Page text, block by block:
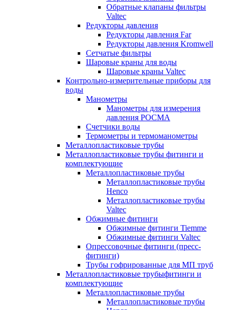
Обратные клапаны фильтры
Valtec
Редукторы давления
Редукторы давления Far
Редукторы давления Kromwell
Сетчатые фильтры
Шаровые краны для воды
Шаровые краны Valtec
Контрольно-измерительные приборы для
воды
Манометры
Манометры для измерения
давления РОСМА
Счетчики воды
Термометры и термоманометры
Металлопластиковые трубы
Металлопластиковые трубы фитинги и
комплектующие
Металлопластиковые трубы
Металлопластиковые трубы
Henco
Металлопластиковые трубы
Valtec
Обжимные фитинги
Обжимные фитинги Tiemme
Обжимные фитинги Valtec
Опрессовочные фитинги (пресс-
фитинги)
Трубы гофрированные для МП труб
Металлопластиковые трубыфитинги и
комплектующие
Металлопластиковые трубы
Металлопластиковые трубы